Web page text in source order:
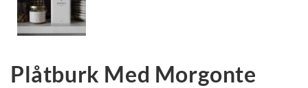
Plåtburk Med Morgonte